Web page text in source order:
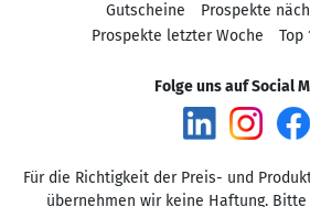
Gutscheine
Prospekte
Prospekte letzter Woche
Top
Folge uns auf Social
Für die Richtigkeit der Preis- und
übernehmen wir keine Haftung.